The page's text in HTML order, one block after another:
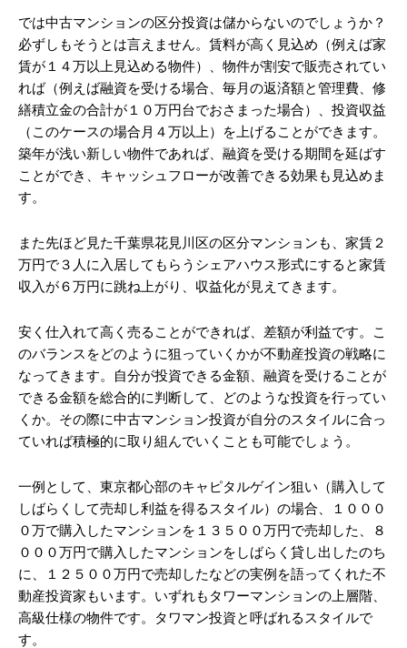
では中古マンションの区分投資は儲からないのでしょうか？
必ずしもそうとは言えません。賃料が高く見込め（例えば家
賃が１４万以上見込める物件）、物件が割安で販売されてい
れば（例えば融資を受ける場合、毎月の返済額と管理費、修
繕積立金の合計が１０万円台でおさまった場合）、投資収益
（このケースの場合月４万以上）を上げることができます。
築年が浅い新しい物件であれば、融資を受ける期間を延ばす
ことができ、キャッシュフローが改善できる効果も見込めま
す。
また先ほど見た千葉県花見川区の区分マンションも、家賃２
万円で３人に入居してもらうシェアハウス形式にすると家賃
収入が６万円に跳ね上がり、収益化が見えてきます。
安く仕入れて高く売ることができれば、差額が利益です。こ
のバランスをどのように狙っていくかが不動産投資の戦略に
なってきます。自分が投資できる金額、融資を受けることが
できる金額を総合的に判断して、どのような投資を行ってい
くか。その際に中古マンション投資が自分のスタイルに合っ
ていれば積極的に取り組んでいくことも可能でしょう。
一例として、東京都心部のキャピタルゲイン狙い（購入して
しばらくして売却し利益を得るスタイル）の場合、１０００
０万で購入したマンションを１３５００万円で売却した、８
０００万円で購入したマンションをしばらく貸し出したのち
に、１２５００万円で売却したなどの実例を語ってくれた不
動産投資家もいます。いずれもタワーマンションの上層階、
高級仕様の物件です。タワマン投資と呼ばれるスタイルで
す。